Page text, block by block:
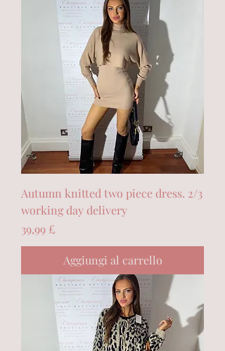
Autumn knitted two piece dress. 2/3
working day delivery
Prezzo
39,99 £
Aggiungi al carrello